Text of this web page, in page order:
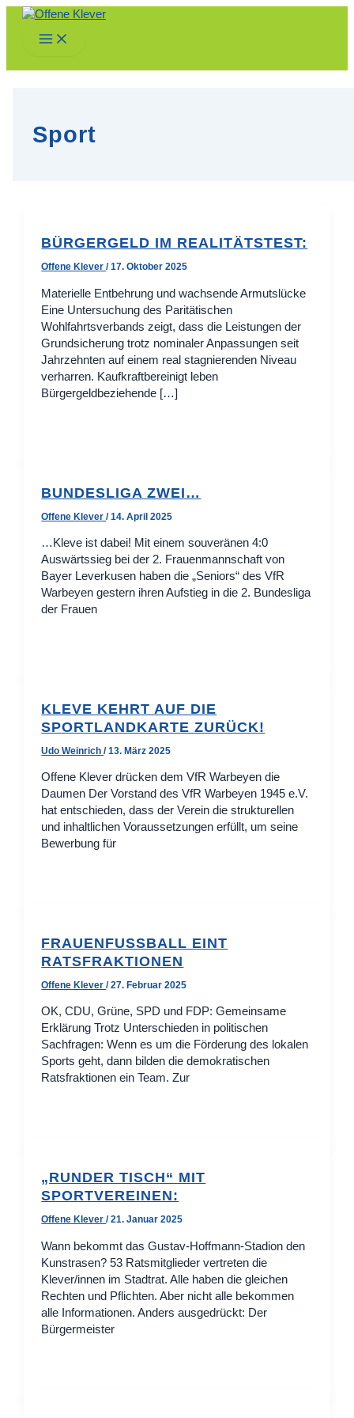
Zum
springen
Main
Menu
Sport
BÜRGERGELD IM REALITÄTSTEST:
Offene Klever/17. Oktober 2025
Materielle Entbehrung und wachsende Armutslücke
Eine Untersuchung des Paritätischen
Wohlfahrtsverbands zeigt, dass die Leistungen der
Grundsicherung trotz nominaler Anpassungen seit
Jahrzehnten auf einem real stagnierenden Niveau
verharren. Kaufkraftbereinigt leben
Bürgergeldbeziehende […]
BUNDESLIGA ZWEI…
Offene Klever/14. April 2025
…Kleve ist dabei! Mit einem souveränen 4:0
Auswärtssieg bei der 2. Frauenmannschaft von
Bayer Leverkusen haben die „Seniors“ des VfR
Warbeyen gestern ihren Aufstieg in die 2. Bundesliga
der Frauen
KLEVE KEHRT AUF DIE
SPORTLANDKARTE ZURÜCK!
Udo Weinrich/13. März 2025
Offene Klever drücken dem VfR Warbeyen die
Daumen Der Vorstand des VfR Warbeyen 1945 e.V.
hat entschieden, dass der Verein die strukturellen
und inhaltlichen Voraussetzungen erfüllt, um seine
Bewerbung für
FRAUENFUSSBALL EINT
RATSFRAKTIONEN
Offene Klever/27. Februar 2025
OK, CDU, Grüne, SPD und FDP: Gemeinsame
Erklärung Trotz Unterschieden in politischen
Sachfragen: Wenn es um die Förderung des lokalen
Sports geht, dann bilden die demokratischen
Ratsfraktionen ein Team. Zur
„RUNDER TISCH“ MIT
SPORTVEREINEN:
Offene Klever/21. Januar 2025
Wann bekommt das Gustav-Hoffmann-Stadion den
Kunstrasen? 53 Ratsmitglieder vertreten die
Klever/innen im Stadtrat. Alle haben die gleichen
Rechten und Pflichten. Aber nicht alle bekommen
alle Informationen. Anders ausgedrückt: Der
Bürgermeister